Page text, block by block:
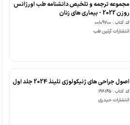
مجموعه ترجمه و تلخیص دانشنامه طب اورژانس
روزن 2022 - بیماری های زنان
کد کتاب : 00109700
انتشارات آرتین طب
اصول جراحی های ژنیکولوژی تلینذ 2024 جلد اول
کد کتاب : 198145
انتشارات حیدری